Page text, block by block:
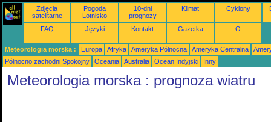
Zdjęcia
satelitarne
Pogoda
Lotnisko
10-dni
prognozy
Klimat Cyklony
FAQ Języki Kontakt Gazetka O
Meteorologia morska : Europa Afryka Ameryka Północna Ameryka Centralna
Północno zachodni Spokojny
Oceania Australia Ocean Indyjski Inny
Meteorologia morska : prognoza wiatru